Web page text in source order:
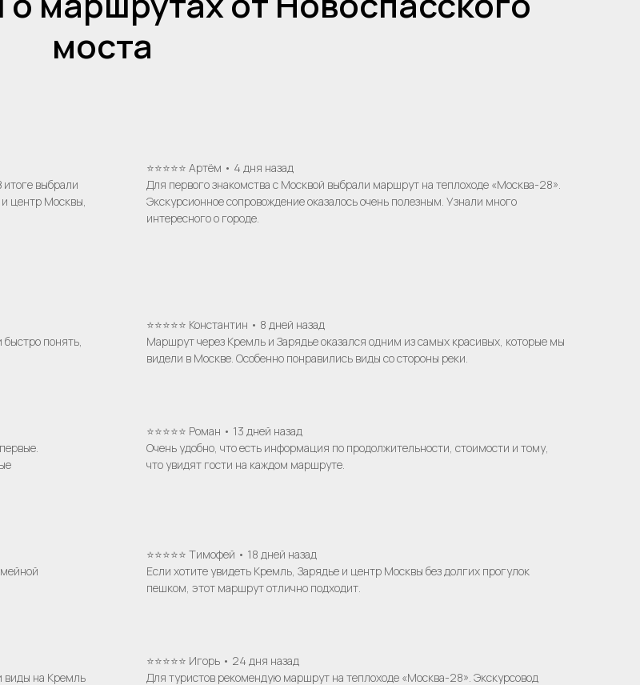
моста
выбрали
центр Москвы,
⭐⭐⭐⭐⭐ Артём • 4 дня назад
Для первого знакомства с Москвой выбрали маршрут на теплоходе «Москва-28».
Экскурсионное сопровождение оказалось очень полезным. Узнали много
интересного о городе.
понять,
⭐⭐⭐⭐⭐ Константин • 8 дней назад
Маршрут через Кремль и Зарядье оказался одним из самых красивых, которые мы
видели в Москве. Особенно понравились виды со стороны реки.
⭐⭐⭐⭐⭐ Роман • 13 дней назад
Очень удобно, что есть информация по продолжительности, стоимости и тому,
что увидят гости на каждом маршруте.
⭐⭐⭐⭐⭐ Тимофей • 18 дней назад
Если хотите увидеть Кремль, Зарядье и центр Москвы без долгих прогулок
пешком, этот маршрут отлично подходит.
виды на Кремль
⭐⭐⭐⭐⭐ Игорь • 24 дня назад
Для туристов рекомендую маршрут на теплоходе «Москва-28». Экскурсовод